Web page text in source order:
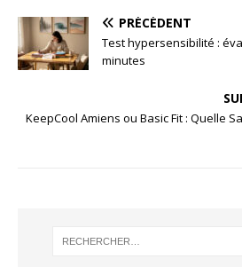
PRÉCÉDENT
Test hypersensibilité :
minutes
KeepCool Amiens ou Basic Fit : Quelle